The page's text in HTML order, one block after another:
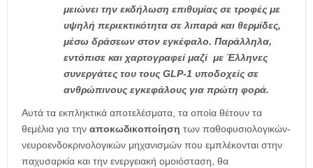
μειώνει την εκδήλωση επιθυμίας σε τροφές με
υψηλή περιεκτικότητα σε λιπαρά και θερμίδες,
μέσω δράσεων στον εγκέφαλο. Παράλληλα,
εντόπισε και χαρτογραφεί μαζί με Έλληνες
συνεργάτες του τους GLP-1 υποδοχείς σε
ανθρώπινους εγκεφάλους για πρώτη φορά.
Αυτά τα εκπληκτικά αποτελέσματα, τα οποία θέτουν τα
θεμέλια για την αποκωδικοποίηση των παθοφυσιολογικών-
νευροενδοκρινολογικών μηχανισμών που εμπλέκονται στην
παχυσαρκία και την ενεργειακή ομοιόσταση, θα